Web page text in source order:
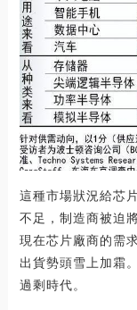
這種市場狀況給芯
不足，制造商被迫
現在芯片廠商的需
出貨勢頭雪上加霜
過剩時代。